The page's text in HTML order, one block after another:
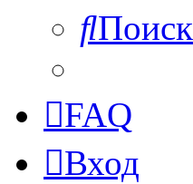
Поиск
FAQ
Вход